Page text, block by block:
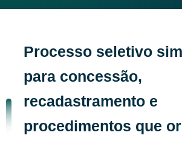
Processo seletivo
para concessão,
recadastramento e
procedimentos que